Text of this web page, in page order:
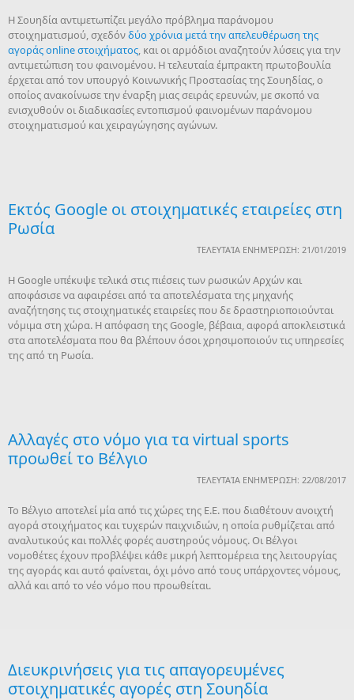
Η Σουηδία αντιμετωπίζει μεγάλο πρόβλημα παράνομου
στοιχηματισμού, σχεδόνδύο χρόνια μετά την απελευθέρωση της
αγοράς online στοιχήματος, και οι αρμόδιοι αναζητούν λύσεις για την
αντιμετώπιση του φαινομένου. Η τελευταία έμπρακτη πρωτοβουλία
έρχεται από τον υπουργό Κοινωνικής Προστασίας της Σουηδίας, ο
οποίος ανακοίνωσε την έναρξη μιας σειράς ερευνών, με σκοπό να
ενισχυθούν οι διαδικασίες εντοπισμού φαινομένων παράνομου
στοιχηματισμού και χειραγώγησης αγώνων.
Εκτός Google οι στοιχηματικές εταιρείες στη
Ρωσία
ΤΕΛΕΥΤΑΊΑ ΕΝΗΜΈΡΩΣΗ: 21/01/2019
Η Google υπέκυψε τελικά στις πιέσεις των ρωσικών Αρχών και
αποφάσισε να αφαιρέσει από τα αποτελέσματα της μηχανής
αναζήτησης τις στοιχηματικές εταιρείες που δε δραστηριοποιούνται
νόμιμα στη χώρα. Η απόφαση της Google, βέβαια, αφορά αποκλειστικά
στα αποτελέσματα που θα βλέπουν όσοι χρησιμοποιούν τις υπηρεσίες
της από τη Ρωσία.
Αλλαγές στο νόμο για τα virtual sports
προωθεί το Βέλγιο
ΤΕΛΕΥΤΑΊΑ ΕΝΗΜΈΡΩΣΗ: 22/08/2017
To Βέλγιο αποτελεί μία από τις χώρες της Ε.Ε. που διαθέτουν ανοιχτή
αγορά στοιχήματος και τυχερών παιχνιδιών, η οποία ρυθμίζεται από
αναλυτικούς και πολλές φορές αυστηρούς νόμους. Οι Βέλγοι
νομοθέτες έχουν προβλέψει κάθε μικρή λεπτομέρεια της λειτουργίας
της αγοράς και αυτό φαίνεται, όχι μόνο από τους υπάρχοντες νόμους,
αλλά και από το νέο νόμο που προωθείται.
Διευκρινήσεις για τις απαγορευμένες
στοιχηματικές αγορές στη Σουηδία